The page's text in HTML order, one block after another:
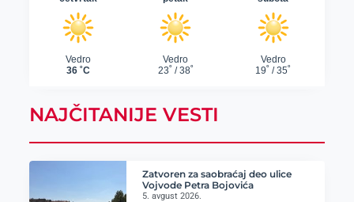
NAJČITANIJE VESTI
Zatvoren za saobraćaj deo ulice
Vojvode Petra Bojovića
5. avgust 2026.